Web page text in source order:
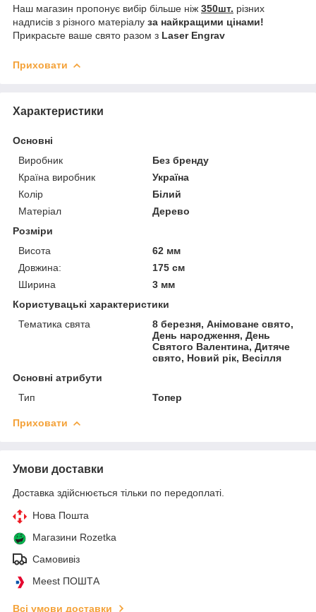
Наш магазин пропонує вибір більше ніж 350шт. різних
надписів з різного матеріалу за найкращими цінами!
Прикрасьте ваше свято разом з Laser Engrav
Приховати
Характеристики
Основні
Виробник
Без бренду
Країна виробник
Україна
Колір
Білий
Матеріал
Дерево
Розміри
Висота
62 мм
Довжина:
175 см
Ширина
3 мм
Користувацькі характеристики
Тематика свята
8 березня, Анімоване свято,
День народження, День
Святого Валентина, Дитяче
свято, Новий рік, Весілля
Основні атрибути
Тип
Топер
Приховати
Умови доставки
Доставка здійснюється тільки по передоплаті.
Нова Пошта
Магазини Rozetka
Самовивіз
Meest ПОШТА
Всі умови доставки